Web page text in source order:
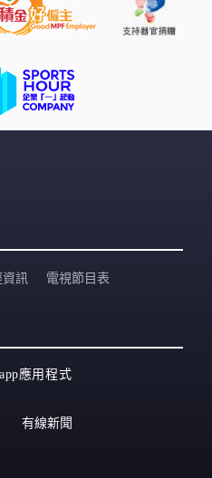
資訊 電視節目表
應用程式
有線新聞